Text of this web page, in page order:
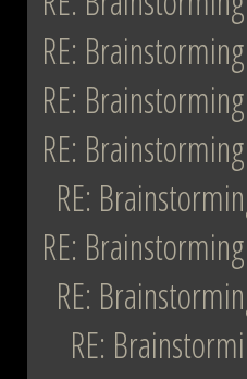
RE: Brainstorming
RE: Brainstorming
RE: Brainstorming
RE:
RE: Brainstorming
RE:
RE: